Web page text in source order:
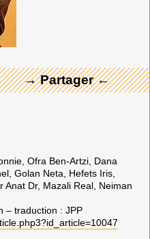
→ Partager ←
Ofra Ben-Artzi, Dana
Golan Neta, Hefets Iris,
Anat Dr, Mazali Real, Neiman
– traduction : JPP